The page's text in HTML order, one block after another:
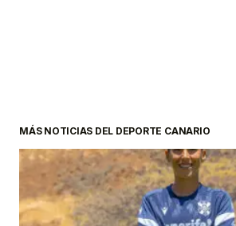
MÁS NOTICIAS DEL DEPORTE CANARIO